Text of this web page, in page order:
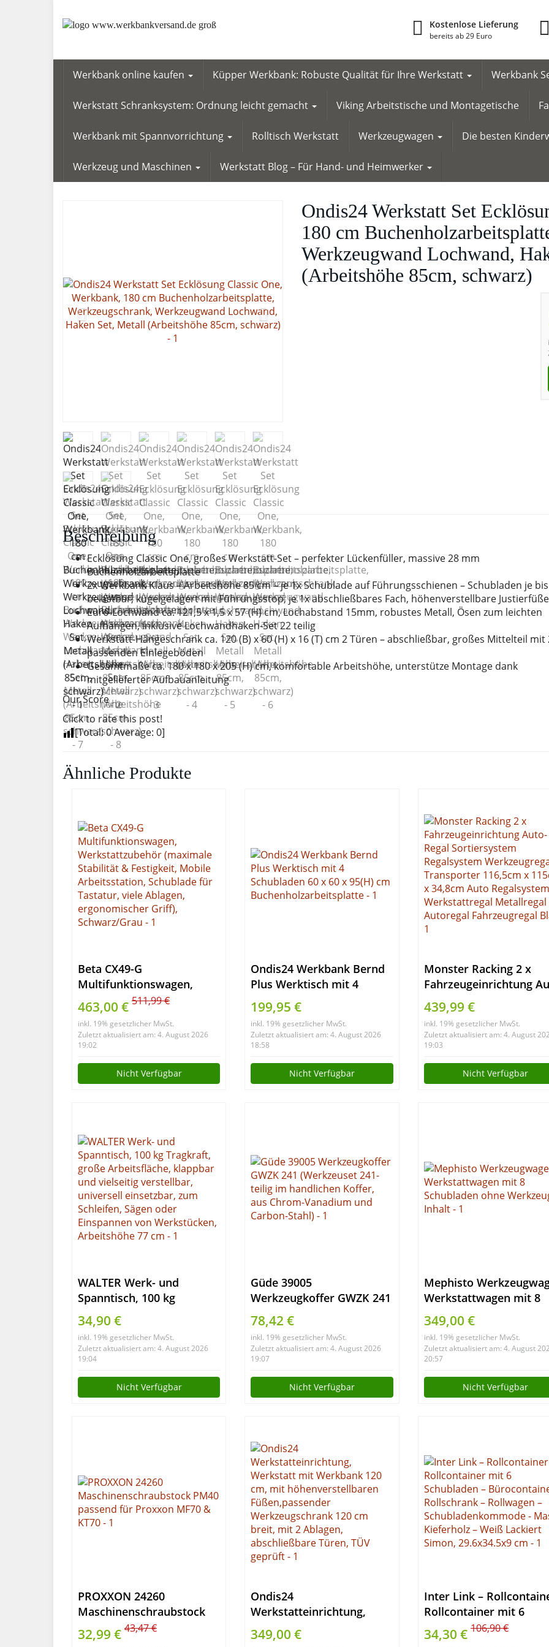
Kostenlose Lieferung
bereits ab 29 Euro
Werkbank online kaufen Küpper Werkbank: Robuste Qualität für Ihre Werkstatt Werkbank
Werkstatt Schranksystem: Ordnung leicht gemacht Viking Arbeitstische und Montagetische
Werkbank mit Spannvorrichtung Rolltisch Werkstatt Werkzeugwagen Die besten
Werkzeug und Maschinen Werkstatt Blog – Für Hand- und Heimwerker
Ondis24 Werkstatt Set
180 cm
Werkzeugwand Lochwand,
(Arbeitshöhe 85cm, schwarz)
Beschreibung
Ecklösung Classic One, großes Werkstatt-Set – perfekter Lückenfüller, massive 28 mm
Buchenholzarbeitsplatte
2x Werkbank Klaus – Arbeitshöhe 85 cm – je 1x Schublade auf Führungsschienen – Schubladen je
belastbar, kugelgelagert mit Führungsstop, je 1x abschließbares Fach, höhenverstellbare Justierfüße
Euro-Lochwand ca. 121,5 x 1,5 x 57 (H) cm, Lochabstand 15mm, robustes Metall, Ösen zum leichten
Aufhängen, inklusive Lochwandhaken-Set 22 teilig
Werkstatt-Hängeschrank ca. 120 (B) x 60 (H) x 16 (T) cm 2 Türen – abschließbar, großes Mittelteil mit
passenden Einlegeböden
Gesamtmaße ca. 180 x 180 x 205 (H) cm, komfortable Arbeitshöhe, unterstütze Montage dank
mitgelieferter Aufbauanleitung
Our Score
Click to rate this post!
[Total:0Average: 0]
Ähnliche Produkte
Beta CX49-G
Multifunktionswagen,
Werkstattzubehör
(maximale Stabilität &
Festigkeit, Mobile
Arbeitsstation, Schublade
für Tastatur, viele Ablagen,
ergonomischer Griff),
463,00 € 511,99 €
inkl. 19% gesetzlicher MwSt.
Zuletzt aktualisiert am: 4. August 2026
19:02
Nicht Verfügbar
Ondis24 Werkbank Bernd
Plus Werktisch mit 4
Schubladen 60 x 60 x 95(H)
cm
Buchenholzarbeitsplatte
199,95 €
inkl. 19% gesetzlicher MwSt.
Zuletzt aktualisiert am: 4. August 2026
18:58
Nicht Verfügbar
Monster Racking 2 x
Fahrzeugeinrichtung
Regal Sortiersystem
Regalsystem
Werkzeugregal
Transporter 116,5cm x
115cm x 34,8cm Auto
Regalsystem
439,99 €
inkl. 19% gesetzlicher MwSt.
Zuletzt aktualisiert am: 4. August
19:03
Nicht Verfügbar
WALTER Werk- und
Spanntisch, 100 kg
Tragkraft, große
Arbeitsfläche, klappbar
und vielseitig verstellbar,
universell einsetzbar, zum
Schleifen, Sägen oder
Einspannen von
34,90 €
inkl. 19% gesetzlicher MwSt.
Zuletzt aktualisiert am: 4. August 2026
19:04
Nicht Verfügbar
Güde 39005
Werkzeugkoffer GWZK 241
(Werkzeuset 241-teilig im
handlichen Koffer, aus
Chrom-Vanadium und
Carbon-Stahl)
78,42 €
inkl. 19% gesetzlicher MwSt.
Zuletzt aktualisiert am: 4. August 2026
19:07
Nicht Verfügbar
Mephisto
Werkstattwagen mit 8
Schubladen ohne
Werkzeug Inhalt
349,00 €
inkl. 19% gesetzlicher MwSt.
Zuletzt aktualisiert am: 4. August
20:57
Nicht Verfügbar
PROXXON 24260
Maschinenschraubstock
PM40 passend für Proxxon
MF70 & KT70
32,99 € 43,47 €
Ondis24
Werkstatteinrichtung,
Werkstatt mit Werkbank
120 cm, mit
349,00 €
Inter Link –
Rollcontainer mit 6
Schubladen –
Bürocontainer –
34,30 € 106,90 €